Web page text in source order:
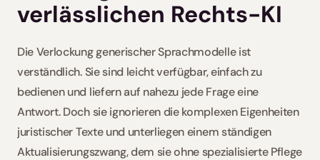
verlässlichen Rechts-KI
Die Verlockung generischer Sprachmodelle ist
verständlich. Sie sind leicht verfügbar, einfach zu
bedienen und liefern auf nahezu jede Frage eine
Antwort. Doch sie ignorieren die komplexen Eigenheiten
juristischer Texte und unterliegen einem ständigen
Aktualisierungszwang, dem sie ohne spezialisierte Pflege